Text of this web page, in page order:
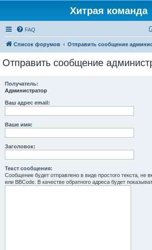
Хитрая команда
FAQ
Список форумов Отправить сообщение
Отправить сообщение
Получатель:
Администратор
Ваш адрес email:
Ваше имя:
Заголовок:
Текст сообщения:
Сообщение будет отправлено в виде простого текста, не
или BBCode. В качестве обратного адреса будет